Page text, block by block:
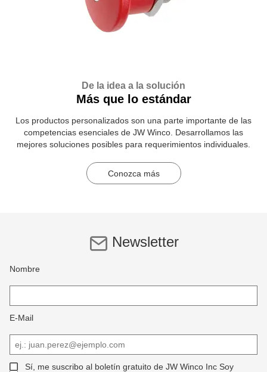
De la idea a la solución
Más que lo estándar
Los productos personalizados son una parte importante de las
competencias esenciales de JW Winco. Desarrollamos las
mejores soluciones posibles para requerimientos individuales.
Conozca más
Newsletter
Nombre
E-Mail
Sí, me suscribo al boletín gratuito de JW Winco Inc Soy